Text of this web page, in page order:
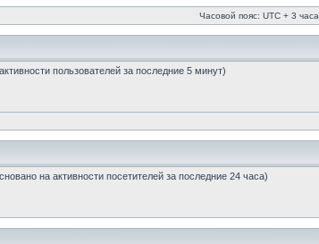
Часовой пояс: UTC + 3 часа
пользователей за последние 5 минут)
на активности посетителей за последние 24 часа)